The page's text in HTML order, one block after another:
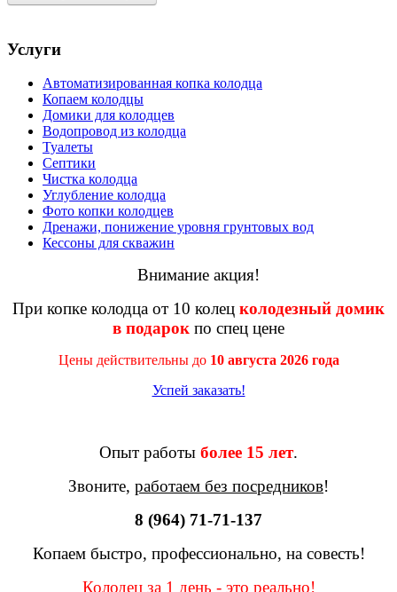
Услуги
Автоматизированная копка колодца
Копаем колодцы
Домики для колодцев
Водопровод из колодца
Туалеты
Септики
Чистка колодца
Углубление колодца
Фото копки колодцев
Дренажи, понижение уровня грунтовых вод
Кессоны для скважин
Внимание акция!
При копке колодца от 10 колец колодезный домик
в подарок по спец цене
Цены действительны до 10 августа 2026 года
Успей заказать!
Опыт работы более 15 лет.
Звоните, работаем без посредников!
8 (964) 71-71-137
Копаем быстро, профессионально, на совесть!
Колодец за 1 день - это реально!